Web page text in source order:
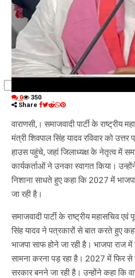
कृषि
धर्म
विज्ञान तकनीकी
0
350
Share
वाराणसी,। समाजवादी पार्टी के राष्ट्रीय
मंत्री शिवपाल सिंह यादव रविवार को
हाउस पहुंचे, जहां जिलाध्यक्ष के नेतृत्व में
कार्यकर्ताओं ने उनका स्वागत किया।
निशाना साधते हुए कहा कि 2027 में
जा रही है।
समाजवादी पार्टी के राष्ट्रीय महासचिव एवं
सिंह यादव ने पत्रकारों से बात करते हुए
भाजपा साफ होने जा रही है। भाजपा राज
सामना करना पड़ रहा है। 2027 में फिर से
सरकार बनने जा रही है। उन्होंने कहा कि